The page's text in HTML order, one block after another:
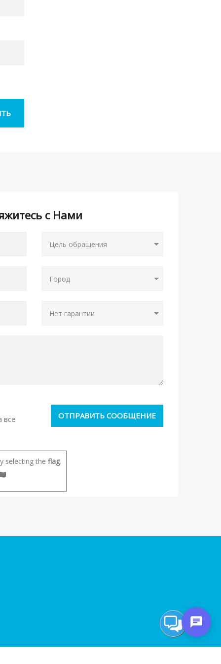
с Нами
все
selecting the flag.